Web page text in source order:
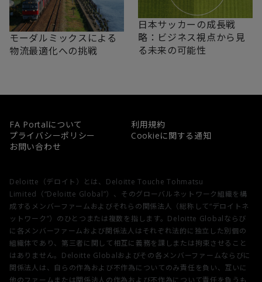
モーダルミックスによる
物流最適化への挑戦
日本サッカーの成長戦
略：ビジネス視点から見
る未来の可能性
FA Portalについて
利用規約
プライバシーポリシー
Cookieに関する通知
お問い合わせ
Deloitte（デロイト）とは、Deloitte Touche Tohmatsu
Limited（“Deloitte Global”）、そのグローバルネットワーク組織を構
成するメンバーファームおよびそれらの関係法人（総称して“デロイトネ
ットワーク”）のひとつまたは複数を指します。Deloitte Globalならび
に各メンバーファームおよび関係法人はそれぞれ法的に独立した別個の
組織体であり、第三者に関して相互に義務を課しまたは拘束させること
はありません。Deloitte Globalおよびその各メンバーファームならびに
関係法人は、自らの作為および不作為についてのみ責任を負い、互いに